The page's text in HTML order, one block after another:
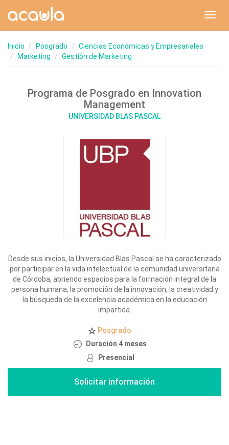
Inicio Posgrado
Ciencias Económicas y Empresariales
Marketing
Gestión de Marketing
Programa de Posgrado en Innovation
Management
UNIVERSIDAD BLAS PASCAL
Desde sus inicios, la Universidad Blas Pascal se ha caracterizado
por participar en la vida intelectual de la comunidad universitaria
de Córdoba, abriendo espacios para la formación integral de la
persona humana, la promoción de la innovación, la creatividad y
la búsqueda de la excelencia académica en la educación
impartida.
Posgrado
Duración 4 meses
Presencial